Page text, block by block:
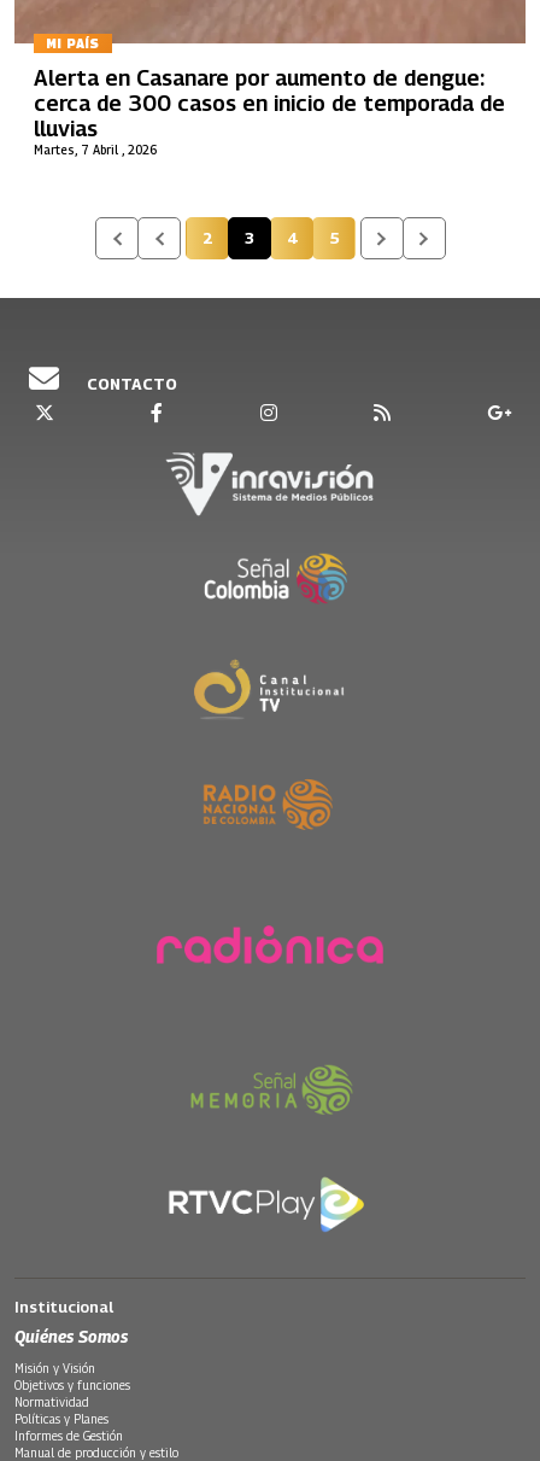
MI PAÍS
Martes, 7 Abril , 2026
Alerta en Casanare por aumento de dengue:
cerca de 300 casos en inicio de temporada de
lluvias
Página
2 Página actual
3 Página
4 Página
5
CONTACTO
Institucional
Quiénes Somos
Misión y Visión
Objetivos y funciones
Normatividad
Políticas y Planes
Informes de Gestión
Manual de producción y estilo